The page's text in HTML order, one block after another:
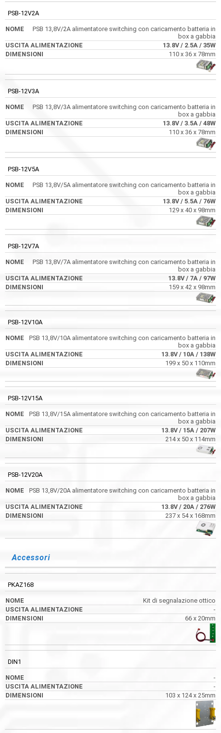
ALIMENTAZIONE
PSB-12V2A
PSB 13,8V/2A alimentatore switching con caricamento batteria in
box a gabbia
13.8V/ 2.5A / 35W
110 x 36 x 78mm
PSB-12V3A
PSB 13,8V/3A alimentatore switching con caricamento batteria in
box a gabbia
13.8V/ 3.5A / 48W
110 x 36 x 78mm
PSB-12V5A
PSB 13,8V/5A alimentatore switching con caricamento batteria in
box a gabbia
13.8V/ 5.5A / 76W
129 x 40 x 98mm
PSB-12V7A
PSB 13,8V/7A alimentatore switching con caricamento batteria in
box a gabbia
13.8V/ 7A / 97W
159 x 42 x 98mm
PSB-12V10A
PSB 13,8V/10A alimentatore switching con caricamento batteria in
box a gabbia
13.8V/ 10A / 138W
199 x 50 x 110mm
PSB-12V15A
PSB 13,8V/15A alimentatore switching con caricamento batteria in
box a gabbia
13.8V/ 15A / 207W
214 x 50 x 114mm
PSB-12V20A
PSB 13,8V/20A alimentatore switching con caricamento batteria in
box a gabbia
13.8V/ 20A / 276W
237 x 54 x 168mm
Accessori
PKAZ168
Kit di segnalazione ottico
-
66 x 20mm
DIN1
-
-
103 x 124 x 25mm